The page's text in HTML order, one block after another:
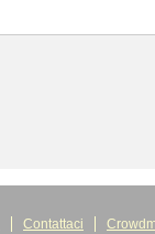
Contattaci